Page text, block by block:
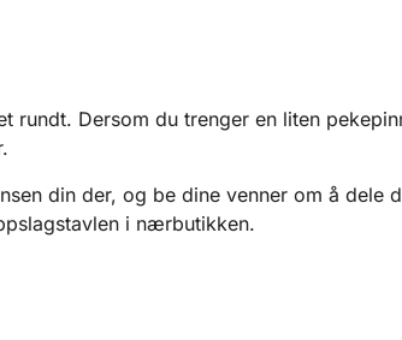
rundt. Dersom du trenger en liten
din der, og be dine venner om å dele
i nærbutikken.